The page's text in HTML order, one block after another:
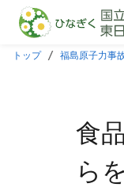
本文に飛ぶ
トップ 福島原子力事
食
ら